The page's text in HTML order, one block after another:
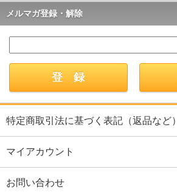
メルマガ登録・解除
特定商取引法に基づく表記（返品など）
マイアカウント
お問い合わせ